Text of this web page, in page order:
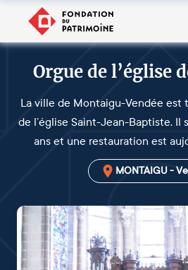
Orgue de l’église
La ville de Montaigu-Vendée est
de l’église Saint-Jean-Baptiste. Il
ans et une restauration est
MONTAIGU -